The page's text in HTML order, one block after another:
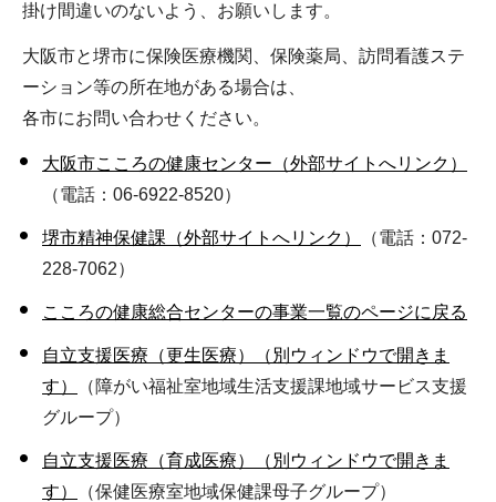
掛け間違いのないよう、お願いします。
大阪市と堺市に保険医療機関、保険薬局、訪問看護ステ
ーション等の所在地がある場合は、
各市にお問い合わせください。
大阪市こころの健康センター（外部サイトへリンク）
（電話：06-6922-8520）
堺市精神保健課（外部サイトへリンク）
（電話：072-
228-7062）
こころの健康総合センターの事業一覧のページに戻る
自立支援医療（更生医療）（別ウィンドウで開きま
す）
（障がい福祉室地域生活支援課地域サービス支援
グループ）
自立支援医療（育成医療）（別ウィンドウで開きま
す）
（保健医療室地域保健課母子グループ）